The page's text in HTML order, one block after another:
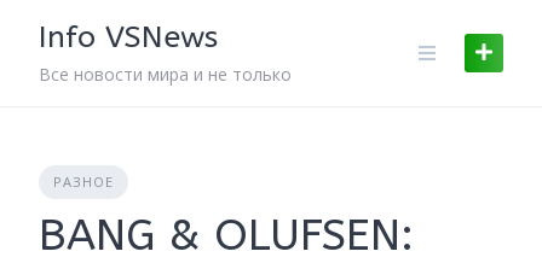
content
Info VSNews
Все новости мира и не только
РАЗНОЕ
BANG & OLUFSEN: